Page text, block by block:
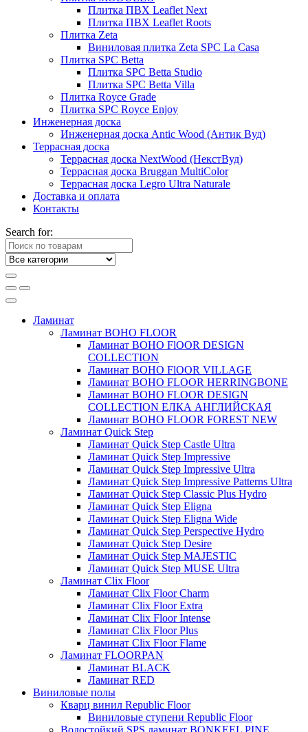
Плитка ПВХ Leaflet Next
Плитка ПВХ Leaflet Roots
Плитка Zeta
Виниловая плитка Zeta SPC La Casa
Плитка SPC Betta
Плитка SPC Betta Studio
Плитка SPC Betta Villa
Плитка Royce Grade
Плитка SPC Royce Enjoy
Инженерная доска
Инженерная доска Antic Wood (Антик Вуд)
Террасная доска
Террасная доска NextWood (НекстВуд)
Террасная доска Bruggan MultiColor
Террасная доска Legro Ultra Naturale
Доставка и оплата
Контакты
Search for:
Ламинат
Ламинат BOHO FLOOR
Ламинат BOHO FlOOR DESIGN
COLLECTION
Ламинат BOHO FlOOR VILLAGE
Ламинат BOHO FLOOR HERRINGBONE
Ламинат BOHO FLOOR DESIGN
COLLECTION ЕЛКА АНГЛИЙСКАЯ
Ламинат BOHO FLOOR FOREST NEW
Ламинат Quick Step
Ламинат Quick Step Castle Ultra
Ламинат Quick Step Impressive
Ламинат Quick Step Impressive Ultra
Ламинат Quick Step Impressive Patterns Ultra
Ламинат Quick Step Classic Plus Hydro
Ламинат Quick Step Eligna
Ламинат Quick Step Eligna Wide
Ламинат Quick Step Perspective Hydro
Ламинат Quick Step Desire
Ламинат Quick Step MAJESTIC
Ламинат Quick Step MUSE Ultra
Ламинат Clix Floor
Ламинат Clix Floor Charm
Ламинат Clix Floor Extra
Ламинат Clix Floor Intense
Ламинат Clix Floor Plus
Ламинат Clix Floor Flame
Ламинат FLOORPAN
Ламинат BLACK
Ламинат RED
Виниловые полы
Кварц винил Republic Floor
Виниловые ступени Republic Floor
Водостойкий SPS ламинат BONKEEL PINE